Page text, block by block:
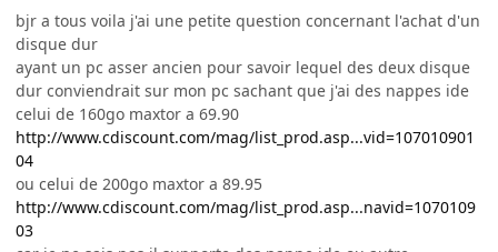
bjr a tous voila j'ai une petite question concernant l'achat d'un
disque dur
ayant un pc asser ancien pour savoir lequel des deux disque
dur conviendrait sur mon pc sachant que j'ai des nappes ide
celui de 160go maxtor a 69.90
http://www.cdiscount.com/mag/list_prod.asp...vid=107010901
04
ou celui de 200go maxtor a 89.95
http://www.cdiscount.com/mag/list_prod.asp...navid=1070109
03